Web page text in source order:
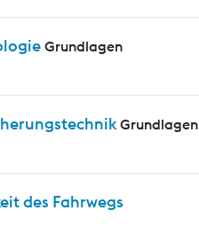
Grundlagen
Grundlagen
des Fahrwegs